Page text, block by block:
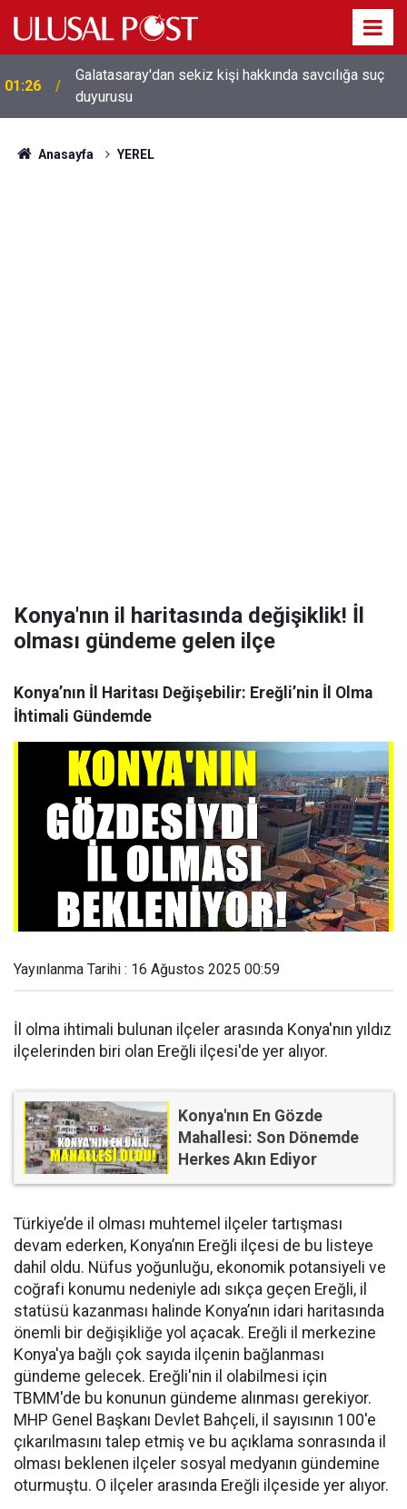
01:26
Galatasaray'dan sekiz kişi hakkında savcılığa suç
duyurusu
Anasayfa YEREL
Konya'nın il haritasında değişiklik! İl
olması gündeme gelen ilçe
Konya’nın İl Haritası Değişebilir: Ereğli’nin İl Olma
İhtimali Gündemde
Yayınlanma Tarihi : 16 Ağustos 2025 00:59
İl olma ihtimali bulunan ilçeler arasında Konya'nın yıldız
ilçelerinden biri olan Ereğli ilçesi'de yer alıyor.
Konya'nın En Gözde
Mahallesi: Son Dönemde
Herkes Akın Ediyor
Türkiye’de il olması muhtemel ilçeler tartışması
devam ederken, Konya’nın Ereğli ilçesi de bu listeye
dahil oldu. Nüfus yoğunluğu, ekonomik potansiyeli ve
coğrafi konumu nedeniyle adı sıkça geçen Ereğli, il
statüsü kazanması halinde Konya’nın idari haritasında
önemli bir değişikliğe yol açacak. Ereğli il merkezine
Konya'ya bağlı çok sayıda ilçenin bağlanması
gündeme gelecek. Ereğli'nin il olabilmesi için
TBMM'de bu konunun gündeme alınması gerekiyor.
MHP Genel Başkanı Devlet Bahçeli, il sayısının 100'e
çıkarılmasını talep etmiş ve bu açıklama sonrasında il
olması beklenen ilçeler sosyal medyanın gündemine
oturmuştu. O ilçeler arasında Ereğli ilçeside yer alıyor.